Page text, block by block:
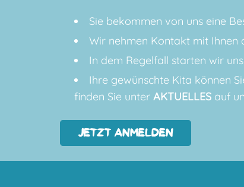
Sie bekommen von uns eine
Wir nehmen Kontakt mit Ihnen
In dem Regelfall starten wir
Ihre gewünschte Kita können
finden Sie unterAKTUELLES auf
JETZT ANMELDEN